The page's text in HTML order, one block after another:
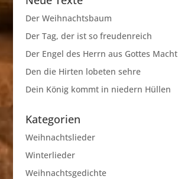
Der Weihnachtsbaum
Der Tag, der ist so freudenreich
Der Engel des Herrn aus Gottes Macht
Den die Hirten lobeten sehre
Dein König kommt in niedern Hüllen
Kategorien
Weihnachtslieder
Winterlieder
Weihnachtsgedichte